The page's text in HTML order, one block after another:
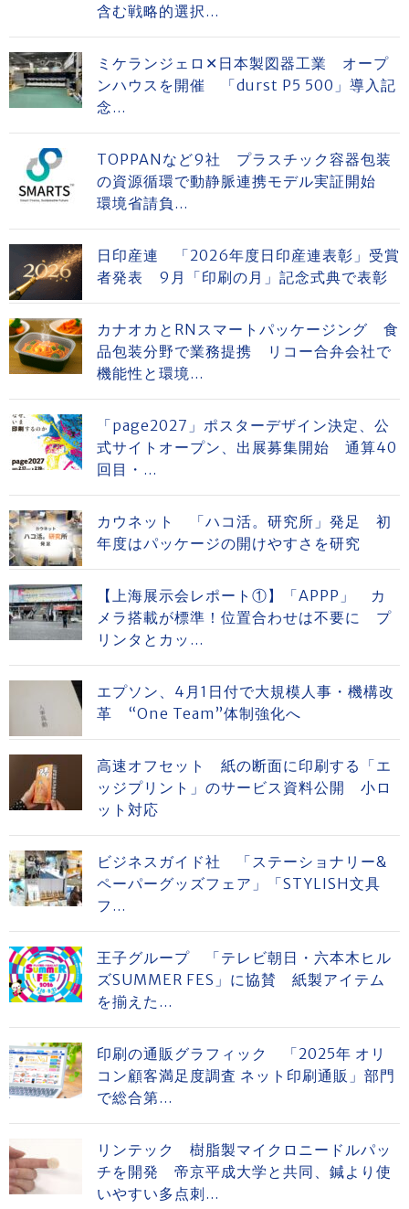
含む戦略的選択...
ミケランジェロ✕日本製図器工業 オープ
ンハウスを開催 「durst P5 500」導入記
念...
TOPPANなど9社 プラスチック容器包装
の資源循環で動静脈連携モデル実証開始
環境省請負...
日印産連 「2026年度日印産連表彰」受賞
者発表 9月「印刷の月」記念式典で表彰
カナオカとRNスマートパッケージング 食
品包装分野で業務提携 リコー合弁会社で
機能性と環境...
「page2027」ポスターデザイン決定、公
式サイトオープン、出展募集開始 通算40
回目・...
カウネット 「ハコ活。研究所」発足 初
年度はパッケージの開けやすさを研究
【上海展示会レポート①】「APPP」 カ
メラ搭載が標準！位置合わせは不要に プ
リンタとカッ...
エプソン、4月1日付で大規模人事・機構改
革 “One Team”体制強化へ
高速オフセット 紙の断面に印刷する「エ
ッジプリント」のサービス資料公開 小ロ
ット対応
ビジネスガイド社 「ステーショナリー&
ペーパーグッズフェア」「STYLISH文具
フ...
王子グループ 「テレビ朝日・六本木ヒル
ズSUMMER FES」に協賛 紙製アイテム
を揃えた...
印刷の通販グラフィック 「2025年 オリ
コン顧客満足度調査 ネット印刷通販」部門
で総合第...
リンテック 樹脂製マイクロニードルパッ
チを開発 帝京平成大学と共同、鍼より使
いやすい多点刺...